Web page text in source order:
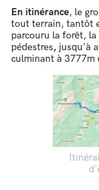
En itinérance, le
tout terrain, tantôt
parcouru la forêt,
pédestres, jusqu'à
culminant à